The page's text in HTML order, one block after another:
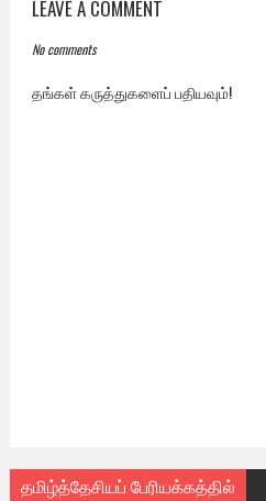
LEAVE A COMMENT
No comments
தங்கள் கருத்துகளைப் பதியவும்!
தமிழ்த்தேசியப் பேரியக்கத்தில்